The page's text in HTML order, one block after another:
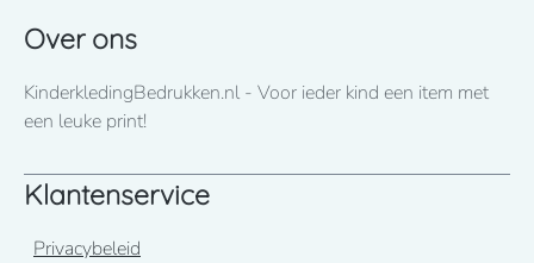
Over ons
KinderkledingBedrukken.nl - Voor ieder kind een item met
een leuke print!
Klantenservice
Privacybeleid